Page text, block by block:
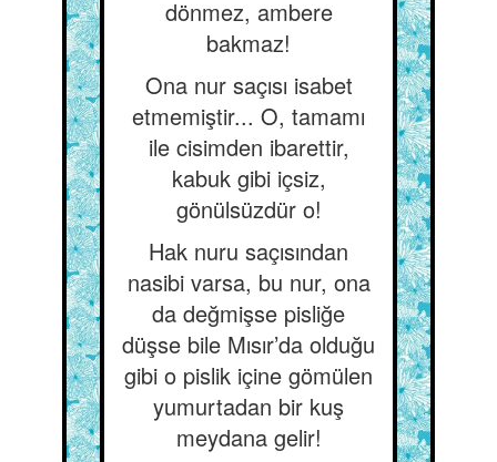
dönmez, ambere
bakmaz!
Ona nur saçısı isabet
etmemiştir... O, tamamı
ile cisimden ibarettir,
kabuk gibi içsiz,
gönülsüzdür o!
Hak nuru saçısından
nasibi varsa, bu nur, ona
da değmişse pisliğe
düşse bile Mısır’da olduğu
gibi o pislik içine gömülen
yumurtadan bir kuş
meydana gelir!